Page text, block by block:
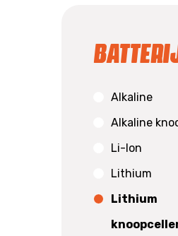
Alkaline
Alkaline
Li-Ion
Lithium
Lithium